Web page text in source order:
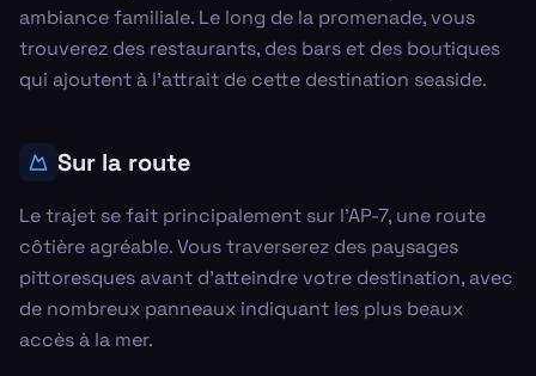
ambiance familiale. Le long de la promenade, vous
trouverez des restaurants, des bars et des boutiques
qui ajoutent à l'attrait de cette destination seaside.
Sur la route
Le trajet se fait principalement sur l'AP-7, une route
côtière agréable. Vous traverserez des paysages
pittoresques avant d'atteindre votre destination, avec
de nombreux panneaux indiquant les plus beaux
accès à la mer.